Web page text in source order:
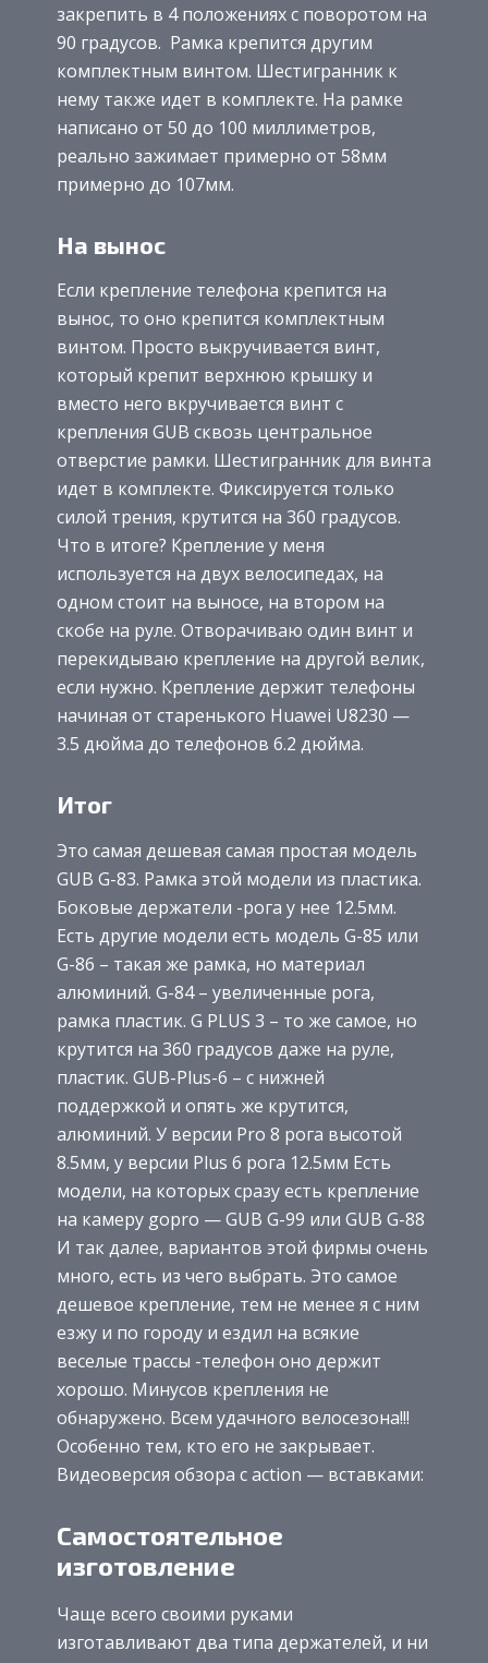
закрепить в 4 положениях с поворотом на
90 градусов. Рамка крепится другим
комплектным винтом. Шестигранник к
нему также идет в комплекте. На рамке
написано от 50 до 100 миллиметров,
реально зажимает примерно от 58мм
примерно до 107мм.
На вынос
Если крепление телефона крепится на
вынос, то оно крепится комплектным
винтом. Просто выкручивается винт,
который крепит верхнюю крышку и
вместо него вкручивается винт с
крепления GUB сквозь центральное
отверстие рамки. Шестигранник для винта
идет в комплекте. Фиксируется только
силой трения, крутится на 360 градусов.
Что в итоге? Крепление у меня
используется на двух велосипедах, на
одном стоит на выносе, на втором на
скобе на руле. Отворачиваю один винт и
перекидываю крепление на другой велик,
если нужно. Крепление держит телефоны
начиная от старенького Huawei U8230 —
3.5 дюйма до телефонов 6.2 дюйма.
Итог
Это самая дешевая самая простая модель
GUB G-83. Рамка этой модели из пластика.
Боковые держатели -рога у нее 12.5мм.
Есть другие модели есть модель G-85 или
G-86 – такая же рамка, но материал
алюминий. G-84 – увеличенные рога,
рамка пластик. G PLUS 3 – то же самое, но
крутится на 360 градусов даже на руле,
пластик. GUB-Plus-6 – с нижней
поддержкой и опять же крутится,
алюминий. У версии Pro 8 рога высотой
8.5мм, у версии Plus 6 рога 12.5мм Есть
модели, на которых сразу есть крепление
на камеру gopro — GUB G-99 или GUB G-88
И так далее, вариантов этой фирмы очень
много, есть из чего выбрать. Это самое
дешевое крепление, тем не менее я с ним
езжу и по городу и ездил на всякие
веселые трассы -телефон оно держит
хорошо. Минусов крепления не
обнаружено. Всем удачного велосезона!!!
Особенно тем, кто его не закрывает.
Видеоверсия обзора с action — вставками:
Самостоятельное
изготовление
Чаще всего своими руками
изготавливают два типа держателей, и ни